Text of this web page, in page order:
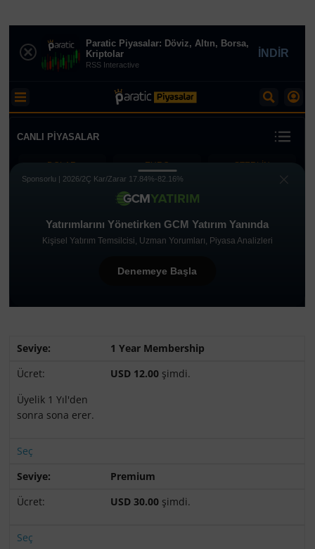
1 Year Membership
USD 12.00 şimdi.
Üyelik 1 Yıl'den
sonra sona erer.
Seç
Premium
USD 30.00 şimdi.
Seç